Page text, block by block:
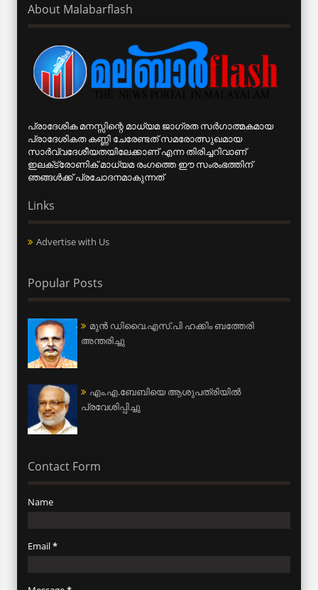
About Malabarflash
പ്രാദേശിക മനസ്സിന്റെ മാധ്യമ ജാഗ്രത സര്‍ഗാത്മകമായ
പ്രാദേശികത കണ്ണി ചേരേണ്ടത് സമരോത്സുഖമായ
സാര്‍വ്വദേശീയതയിലേക്കാണ് എന്ന തിരിച്ചറിവാണ്
ഇലക്‌ട്രോണിക് മാധ്യമ രംഗത്തെ ഈ സംരംഭത്തിന്
ഞങ്ങള്‍ക്ക് പ്രചോദനമാകുന്നത്
Links
Advertise with Us
Popular Posts
മുന്‍ ഡിവൈ.എസ്.പി ഹക്കിം ബത്തേരി
അന്തരിച്ചു
എം.എ.ബേബിയെ ആശുപത്രിയില്‍
പ്രവേശിപ്പിച്ചു
Contact Form
Name
Email*